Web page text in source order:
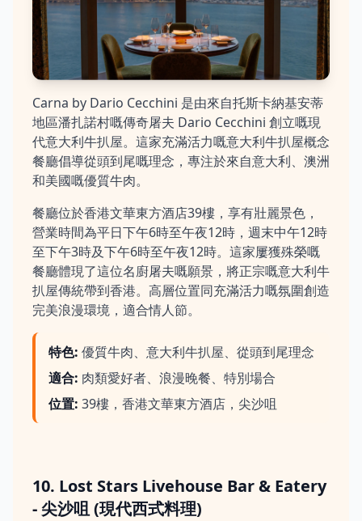
Carna by Dario Cecchini 是由來自托斯卡納基安蒂
地區潘扎諾村嘅傳奇屠夫 Dario Cecchini 創立嘅現
代意大利牛扒屋。這家充滿活力嘅意大利牛扒屋概念
餐廳倡導從頭到尾嘅理念，專注於來自意大利、澳洲
和美國嘅優質牛肉。
餐廳位於香港文華東方酒店39樓，享有壯麗景色，
營業時間為平日下午6時至午夜12時，週末中午12時
至下午3時及下午6時至午夜12時。這家屢獲殊榮嘅
餐廳體現了這位名廚屠夫嘅願景，將正宗嘅意大利牛
扒屋傳統帶到香港。高層位置同充滿活力嘅氛圍創造
完美浪漫環境，適合情人節。
特色: 優質牛肉、意大利牛扒屋、從頭到尾理念
適合: 肉類愛好者、浪漫晚餐、特別場合
位置: 39樓，香港文華東方酒店，尖沙咀
10. Lost Stars Livehouse Bar & Eatery
- 尖沙咀 (現代西式料理)